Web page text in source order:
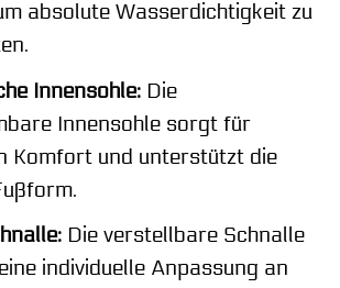
absolute Wasserdichtigkeit zu
Innensohle:Die
Innensohle sorgt für
Komfort und unterstützt die
Die verstellbare Schnalle
individuelle Anpassung an